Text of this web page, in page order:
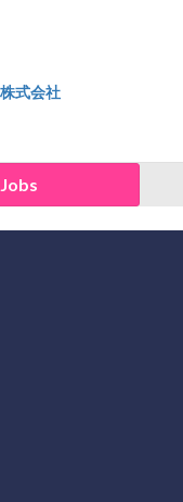
式会社